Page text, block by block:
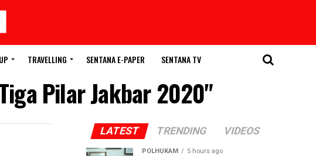
TRAVELLING SENTANA E-PAPER SENTANA TV
Pilar Jakbar 2020"
LATEST TRENDING VIDEOS
POLHUKAM 5 hours ago